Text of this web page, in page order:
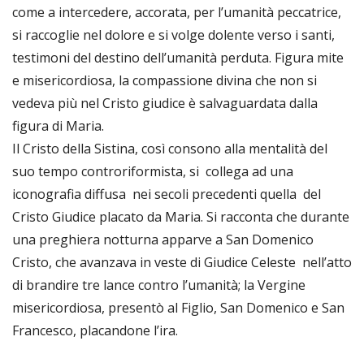
come a intercedere, accorata, per l’umanità peccatrice,
si raccoglie nel dolore e si volge dolente verso i santi,
testimoni del destino dell’umanità perduta. Figura mite
e misericordiosa, la compassione divina che non si
vedeva più nel Cristo giudice è salvaguardata dalla
figura di Maria.
Il Cristo della Sistina, così consono alla mentalità del
suo tempo controriformista, si collega ad una
iconografia diffusa nei secoli precedenti quella del
Cristo Giudice placato da Maria. Si racconta che durante
una preghiera notturna apparve a San Domenico
Cristo, che avanzava in veste di Giudice Celeste nell’atto
di brandire tre lance contro l’umanità; la Vergine
misericordiosa, presentò al Figlio, San Domenico e San
Francesco, placandone l’ira.